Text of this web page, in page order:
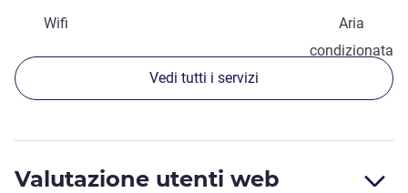
Wifi
Aria
condizionata
Vedi tutti i servizi
Valutazione utenti web